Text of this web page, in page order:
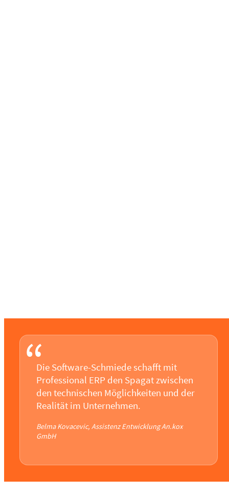
“Die Software-Schmiede schafft mit
Professional ERP den Spagat zwischen
den technischen Möglichkeiten und der
Realität im Unternehmen.
Belma Kovacevic, Assistenz Entwicklung An.kox
GmbH